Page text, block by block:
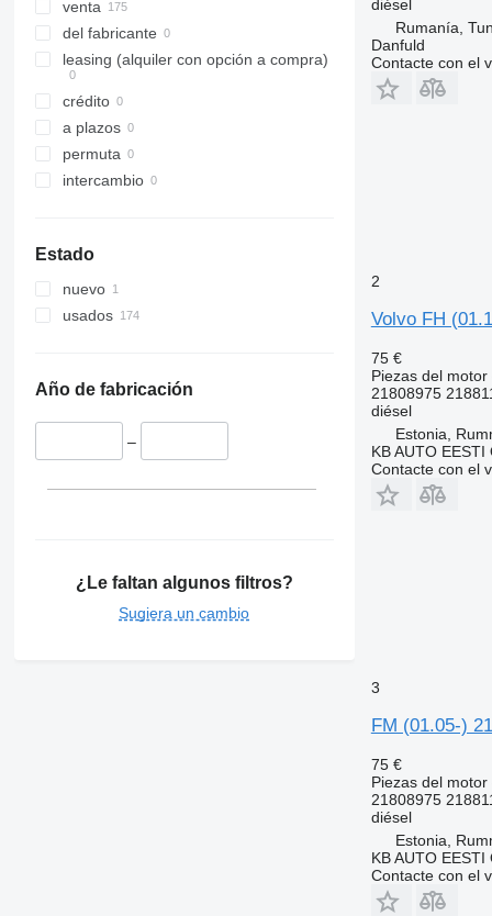
FL614
FL615
FL618
FM 400
FM 410
FM 440
FM 480
venta
del fabricante
leasing (alquiler con opción a compra)
crédito
a plazos
permuta
intercambio
Estado
nuevo
usados
Año de fabricación
–
¿Le faltan algunos filtros?
Sugiera un cambio
diésel
Rumanía,
Danfuld
Contacte con el
2
Volvo FH
75 €
Piezas del
21808975
diésel
Estonia,
KB AUTO EESTI
Contacte con el
3
FM (01.05-)
75 €
Piezas del
21808975
diésel
Estonia,
KB AUTO EESTI
Contacte con el